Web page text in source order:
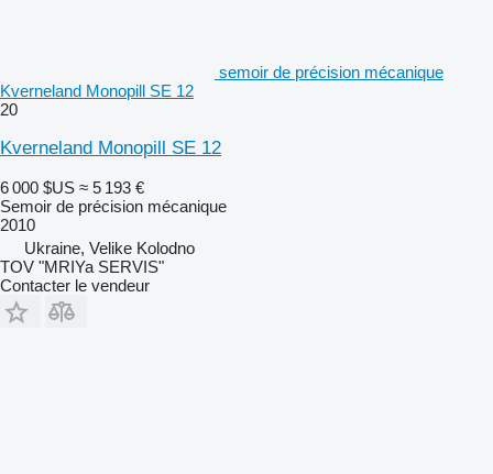
semoir de précision mécanique
Kverneland Monopill SE 12
20
Kverneland Monopill SE 12
6 000 $US ≈ 5 193 €
Semoir de précision mécanique
2010
Ukraine, Velike Kolodno
TOV "MRIYa SERVIS"
Contacter le vendeur